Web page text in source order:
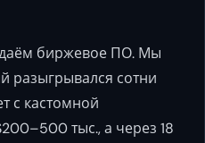
биржевое ПО. Мы
разыгрывался сотни
с кастомной
тыс., а через 18